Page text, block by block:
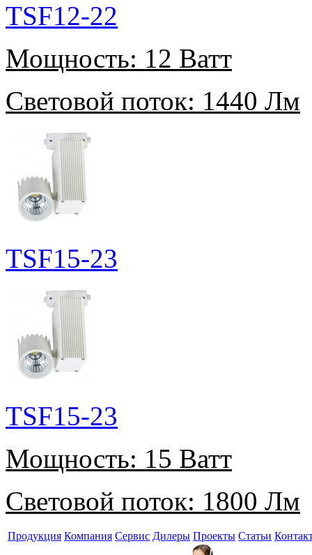
TSF12-22
Мощность: 12 Ватт
Световой поток: 1440 Лм
TSF15-23
TSF15-23
Мощность: 15 Ватт
Световой поток: 1800 Лм
Продукция Компания Сервис Дилеры Проекты Статьи